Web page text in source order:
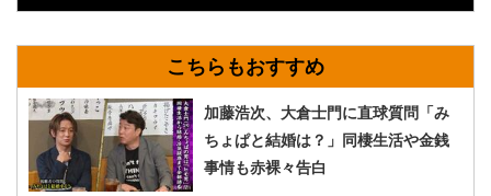
加藤浩次、大倉士門に直球質問「み
ちょぱと結婚は？」同棲生活や金銭
事情も赤裸々告白